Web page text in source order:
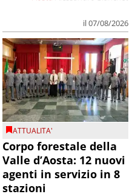
il 07/08/2026
ATTUALITA'
Corpo forestale della
Valle d’Aosta: 12 nuovi
agenti in servizio in 8
stazioni